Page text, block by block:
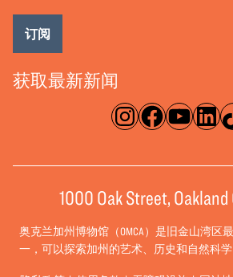
淘宝网脸书录像带
获取最新新闻
订阅
1000 Oak Street,
奥克兰加州博物馆（OMCA）是旧金山湾区
一，可以探索加州的艺术、历史和自然科学